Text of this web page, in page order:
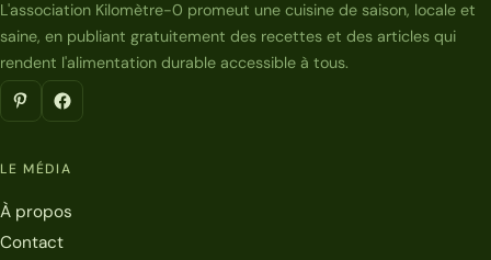
L'association Kilomètre-0 promeut une cuisine de saison, locale et
saine, en publiant gratuitement des recettes et des articles qui
rendent l'alimentation durable accessible à tous.
LE MÉDIA
À propos
Contact